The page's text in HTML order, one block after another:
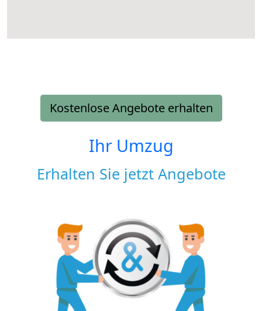
Kostenlose Angebote erhalten
Ihr Umzug
Erhalten Sie jetzt Angebote